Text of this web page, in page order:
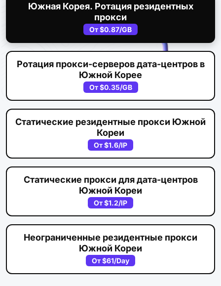
Южная Корея. Ротация резидентных
прокси
От$0.87/GB
Ротация прокси-серверов дата-центров в
Южной Корее
От$0.35/GB
Статические резидентные прокси Южной
Кореи
От$1.6/IP
Статические прокси для дата-центров
Южной Кореи
От$1.2/IP
Неограниченные резидентные прокси
Южной Кореи
От$61/Day